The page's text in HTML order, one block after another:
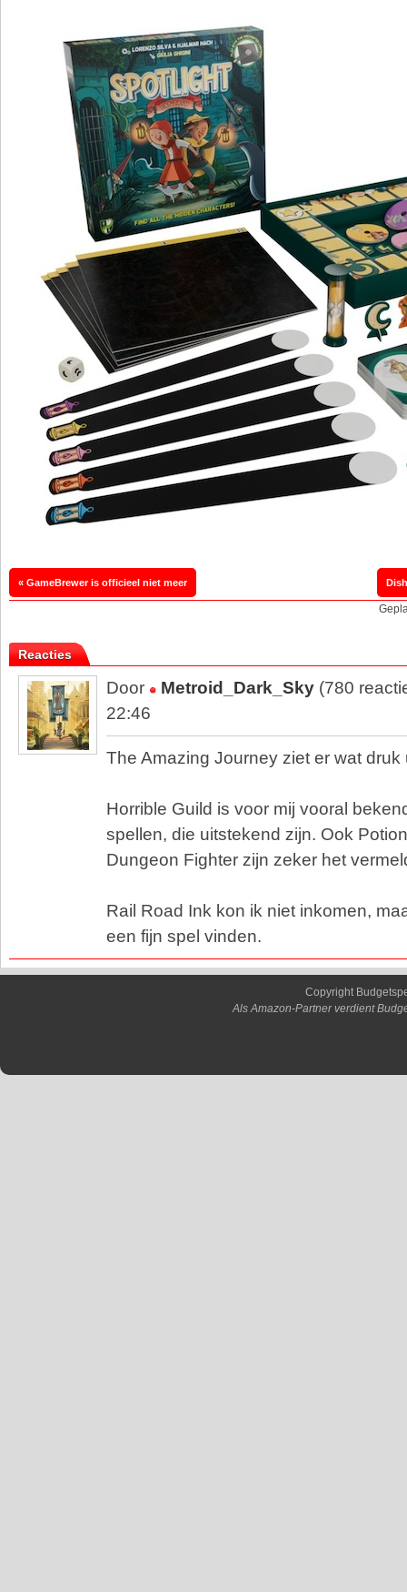
« GameBrewer is officieel niet meer
Reacties
Door Metroid_Dark_Sky (780
22:46
The Amazing Journey ziet er wat druk
Horrible Guild is voor mij vooral
spellen, die uitstekend zijn. Ook
Dungeon Fighter zijn zeker het
Rail Road Ink kon ik niet inkomen,
een fijn spel vinden.
Copyright
Als Amazon-Partner verdient